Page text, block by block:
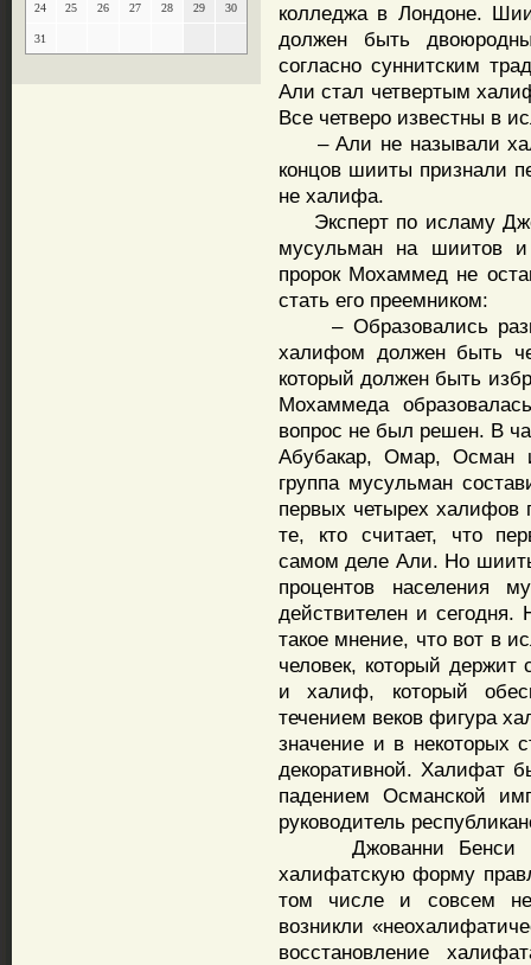
24 25 26 27 28 29 30
31
колледжа в Лондоне.
должен быть
согласно суннитским
Али стал четвертым
Все четверо известны в
– Али не называли
концов шииты признали
не халифа.
Эксперт по исламу
мусульман на шиитов и
пророк Мохаммед не
стать его преемником:
– Образовались
халифом должен быть
который должен быть
Мохаммеда
вопрос не был решен. В
Абубакар, Омар, Осман
группа мусульман
первых четырех
те, кто считает, что
самом деле Али. Но
процентов населения
действителен и
такое мнение, что вот в
человек, который держит
и халиф, который
течением веков фигура
значение и в некоторых
декоративной. Халифат
падением Османской
руководитель
Джованни Бенси
халифатскую форму
том числе и совсем
возникли
восстановление